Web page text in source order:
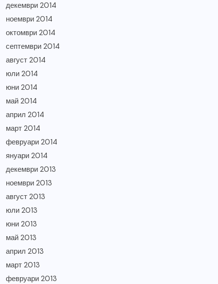
декември 2014
ноември 2014
октомври 2014
септември 2014
август 2014
юли 2014
юни 2014
май 2014
април 2014
март 2014
февруари 2014
януари 2014
декември 2013
ноември 2013
август 2013
юли 2013
юни 2013
май 2013
април 2013
март 2013
февруари 2013